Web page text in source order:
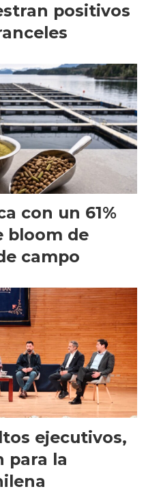
positivos
con un 61%
bloom de
campo
ejecutivos,
para la